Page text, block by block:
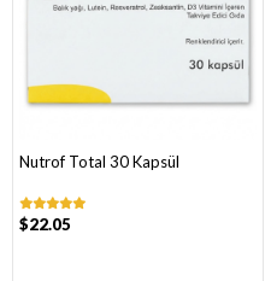
Nutrof Total 30 Kapsül
$22.05